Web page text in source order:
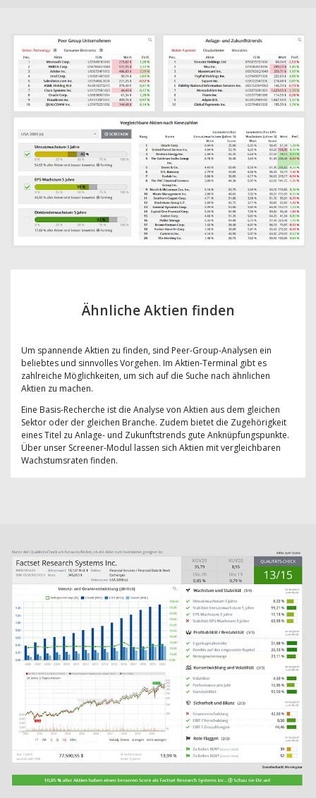
Ähnliche Aktien finden
Um spannende Aktien zu finden, sind Peer-Group-Analysen ein
beliebtes und sinnvolles Vorgehen. Im Aktien-Terminal gibt es
zahlreiche Möglichkeiten, um sich auf die Suche nach ähnlichen
Aktien zu machen.
Eine Basis-Recherche ist die Analyse von Aktien aus dem gleichen
Sektor oder der gleichen Branche. Zudem bietet die Zugehörigkeit
eines Titel zu Anlage- und Zukunftstrends gute Anknüpfungspunkte.
Über unser Screener-Modul lassen sich Aktien mit vergleichbaren
Wachstumsraten finden.